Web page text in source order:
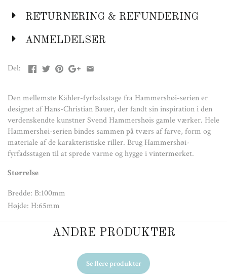
Højde: H:65mm
RETURNERING & REFUNDERING
ANMELDELSER
Del:
Den mellemste Kähler-fyrfadsstage fra Hammershøi-serien er
designet af Hans-Christian Bauer, der fandt sin inspiration i den
verdenskendte kunstner Svend Hammershøis gamle værker. Hele
Hammershøi-serien bindes sammen på tværs af farve, form og
materiale af de karakteristiske riller. Brug Hammershøi-
fyrfadsstagen til at sprede varme og hygge i vintermørket.
Størrelse
Bredde: B:100mm
Højde: H:65mm
ANDRE PRODUKTER
Se flere produkter